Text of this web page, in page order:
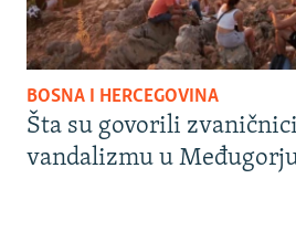
BOSNA I HERCEGOVINA
Šta su govorili
vandalizmu u